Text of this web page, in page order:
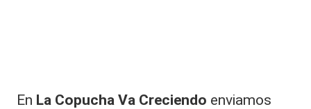
En La Copucha Va Creciendo enviamos